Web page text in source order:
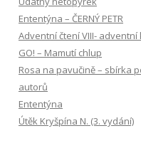
Ententýna – ČERNÝ PETR
Adventní čtení VIII-
GO! – Mamutí chlup
Rosa na pavučině – sbírka
autorů
Ententýna
Útěk Kryšpína N. (3. vydání)